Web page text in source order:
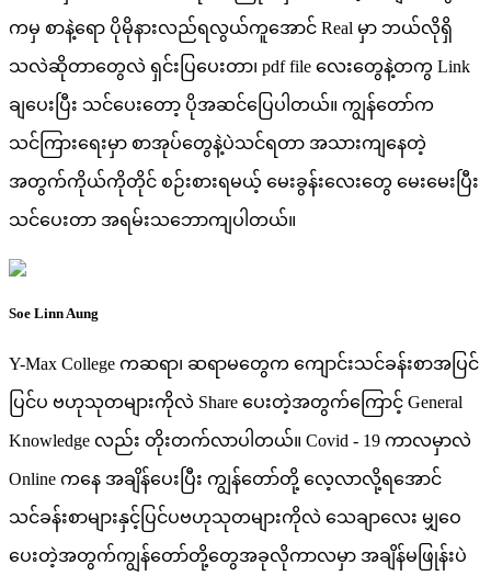
ကမှ စာနဲ့ရော ပိုမိုနားလည်ရလွယ်ကူအောင် Real မှာ ဘယ်လိုရှိ
သလဲဆိုတာတွေလဲ ရှင်းပြပေးတာ၊ pdf file လေးတွေနဲ့တကွ Link
ချပေးပြီး သင်ပေးတော့ ပိုအဆင်ပြေပါတယ်။ ကျွန်တော်က
သင်ကြားရေးမှာ စာအုပ်တွေနဲ့ပဲသင်ရတာ အသားကျနေတဲ့
အတွက်ကိုယ်ကိုတိုင် စဉ်းစားရမယ့် မေးခွန်းလေးတွေ မေးမေးပြီး
သင်ပေးတာ အရမ်းသဘောကျပါတယ်။
Soe Linn Aung
Y-Max College ကဆရာ၊ ဆရာမတွေက ကျောင်းသင်ခန်းစာအပြင်
ပြင်ပ ဗဟုသုတများကိုလဲ Share ပေးတဲ့အတွက်ကြောင့် General
Knowledge လည်း တိုးတက်လာပါတယ်။ Covid - 19 ကာလမှာလဲ
Online ကနေ အချိန်ပေးပြီး ကျွန်တော်တို့ လေ့လာလို့ရအောင်
သင်ခန်းစာများနှင့်ပြင်ပဗဟုသုတများကိုလဲ သေချာလေး မျှဝေ
ပေးတဲ့အတွက်ကျွန်တော်တို့တွေအခုလိုကာလမှာ အချိန်မဖြုန်းပဲ